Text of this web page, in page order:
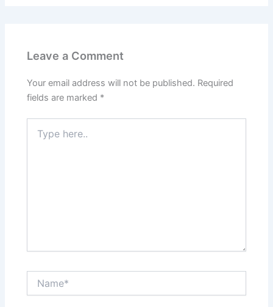
Leave a Comment
Your email address will not be published. Required
fields are marked *
here..